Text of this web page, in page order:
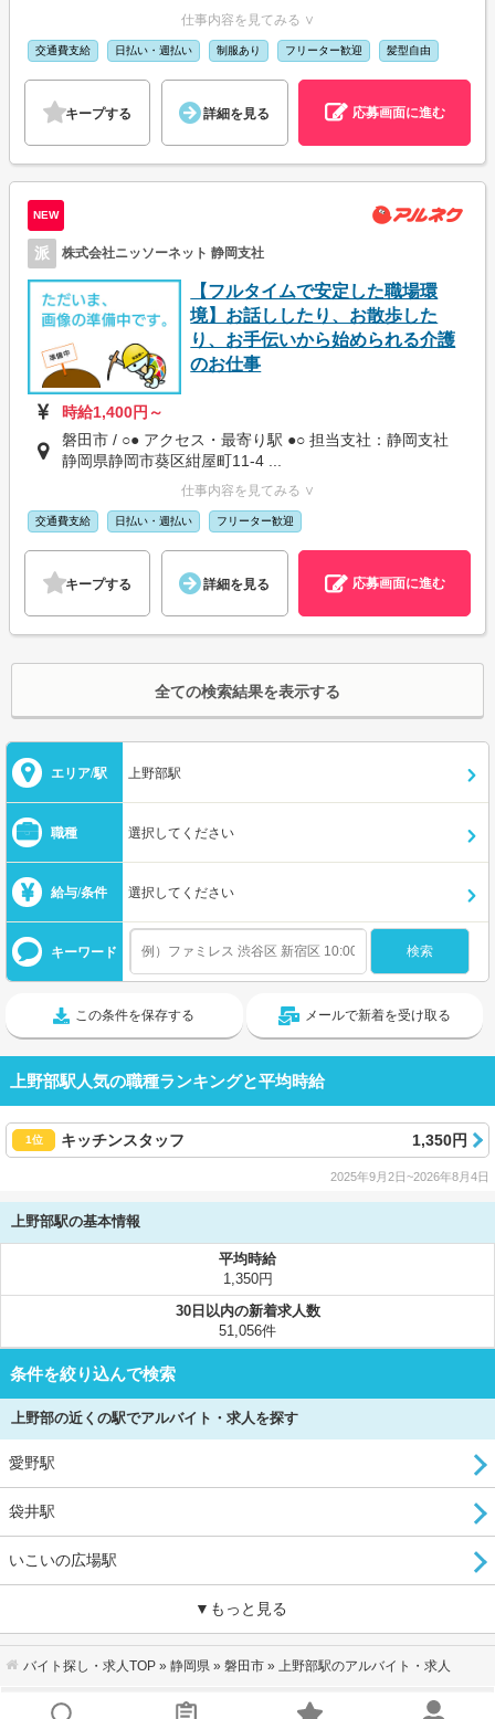
仕事内容を見てみる ∨
交通費支給 日払い・週払い 制服あり フリーター歓迎 髪型自由
キープする 詳細を見る 応募画面に進む
NEW
派 株式会社ニッソーネット 静岡支社
【フルタイムで安定した職場環
境】お話ししたり、お散歩した
り、お手伝いから始められる介護
のお仕事
時給1,400円～
磐田市 / ○● アクセス・最寄り駅 ●○ 担当支社：静岡支社
静岡県静岡市葵区紺屋町11-4 ...
仕事内容を見てみる ∨
交通費支給 日払い・週払い フリーター歓迎
キープする 詳細を見る 応募画面に進む
全ての検索結果を表示する
エリア/駅 上野部駅
職種 選択してください
給与/条件 選択してください
キーワード
この条件を保存する メールで新着を受け取る
上野部駅人気の職種ランキングと平均時給
1位 キッチンスタッフ 1,350円
2025年9月2日~2026年8月4日
上野部駅の基本情報
平均時給
1,350円
30日以内の新着求人数
51,056件
条件を絞り込んで検索
上野部の近くの駅でアルバイト・求人を探す
愛野駅
袋井駅
いこいの広場駅
▼もっと見る
バイト探し・求人TOP » 静岡県 » 磐田市 » 上野部駅のアルバイト・求人
会社概要 ｜個人情報の取り扱いについて
お問い合わせ